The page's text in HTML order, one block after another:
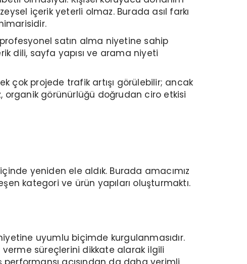
içerik yeterli olmaz. Burada asıl farkı
profesyonel satın alma niyetine sahip
dili, sayfa yapısı ve arama niyeti
çok projede trafik artışı görülebilir; ancak
organik görünürlüğü doğrudan ciro etkisi
yeniden ele aldık. Burada amacımız
kategori ve ürün yapıları oluşturmaktı.
uyumlu biçimde kurgulanmasıdır.
verme süreçlerini dikkate alarak ilgili